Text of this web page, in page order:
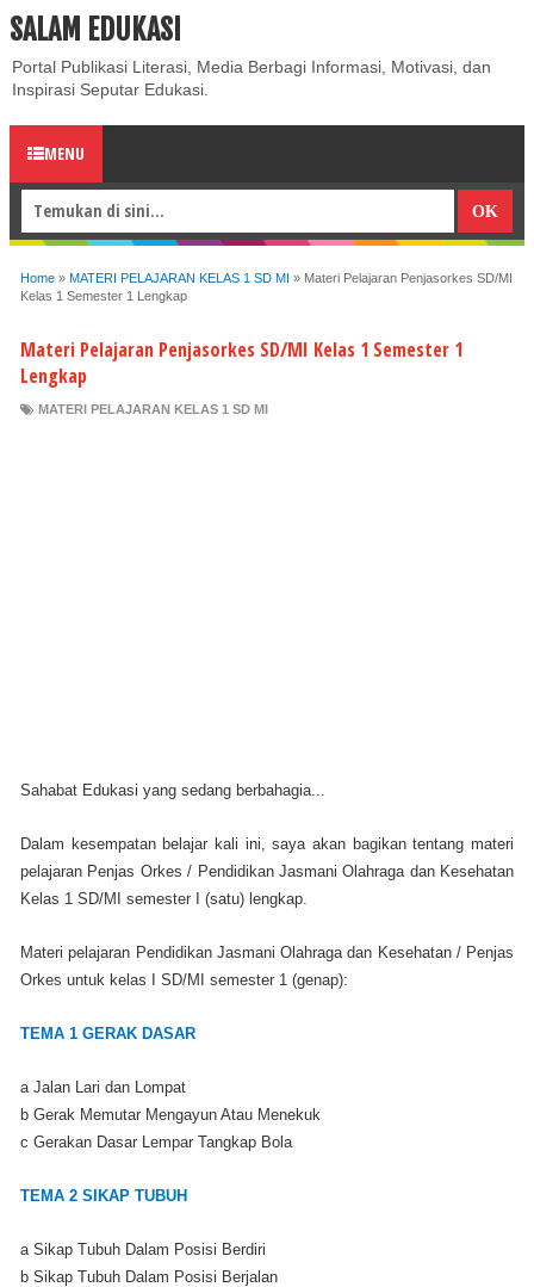
ABOUT CONTACT US
SALAM EDUKASI
Portal Publikasi Literasi, Media Berbagi Informasi, Motivasi, dan
Inspirasi Seputar Edukasi.
MENU
Home » MATERI PELAJARAN KELAS 1 SD MI » Materi Pelajaran Penjasorkes SD/MI
Kelas 1 Semester 1 Lengkap
Materi Pelajaran Penjasorkes SD/MI Kelas 1 Semester 1
Lengkap
MATERI PELAJARAN KELAS 1 SD MI
Sahabat Edukasi yang sedang berbahagia...
Dalam kesempatan belajar kali ini, saya akan bagikan tentang materi
pelajaran Penjas Orkes / Pendidikan Jasmani Olahraga dan Kesehatan
Kelas 1 SD/MI semester I (satu) lengkap.
Materi pelajaran Pendidikan Jasmani Olahraga dan Kesehatan / Penjas
Orkes untuk kelas I SD/MI semester 1 (genap):
TEMA 1 GERAK DASAR
a Jalan Lari dan Lompat
b Gerak Memutar Mengayun Atau Menekuk
c Gerakan Dasar Lempar Tangkap Bola
TEMA 2 SIKAP TUBUH
a Sikap Tubuh Dalam Posisi Berdiri
b Sikap Tubuh Dalam Posisi Berjalan